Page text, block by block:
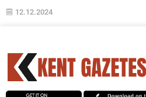
12.12.2024